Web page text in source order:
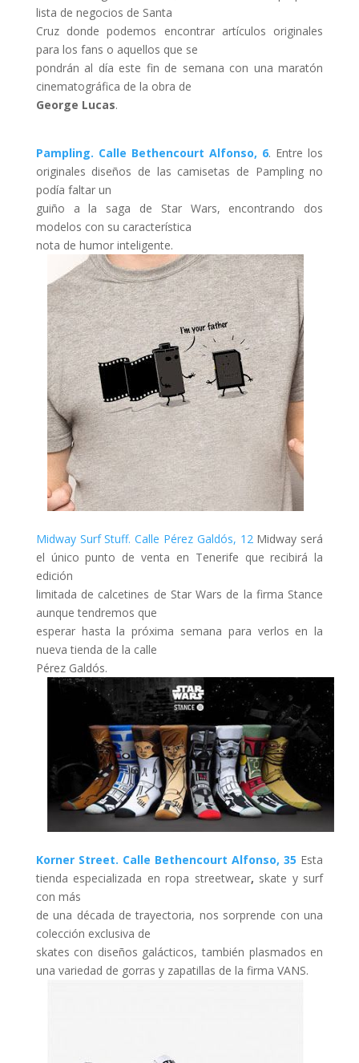
lista de negocios de Santa
Cruz donde podemos encontrar artículos originales
para los fans o aquellos que se
pondrán al día este fin de semana con una maratón
cinematográfica de la obra de
George Lucas.
Pampling. Calle Bethencourt Alfonso, 6. Entre los
originales diseños de las camisetas de Pampling no
podía faltar un
guiño a la saga de Star Wars, encontrando dos
modelos con su característica
nota de humor inteligente.
Midway Surf Stuff. Calle Pérez Galdós, 12Midway será
el único punto de venta en Tenerife que recibirá la
edición
limitada de calcetines de Star Wars de la firma Stance
aunque tendremos que
esperar hasta la próxima semana para verlos en la
nueva tienda de la calle
Pérez Galdós.
Korner Street. Calle Bethencourt Alfonso, 35 Esta
tienda especializada en ropa streetwear, skate y surf
con más
de una década de trayectoria, nos sorprende con una
colección exclusiva de
skates con diseños galácticos, también plasmados en
una variedad de gorras y zapatillas de la firma VANS.